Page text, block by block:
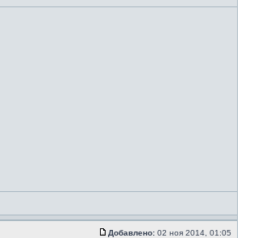
Добавлено: 02 ноя 2014, 01:05